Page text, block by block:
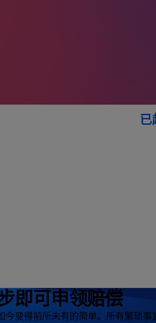
已
即可申领赔偿
今变得前所未有的简单。所有繁琐事